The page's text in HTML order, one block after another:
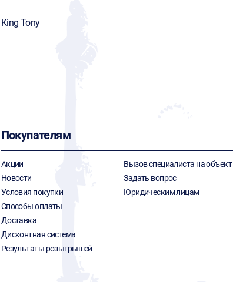
King Tony
Покупателям
Акции
Новости
Условия покупки
Способы оплаты
Доставка
Дисконтная система
Результаты розыгрышей
Вызов специалиста на объект
Задать вопрос
Юридическим лицам